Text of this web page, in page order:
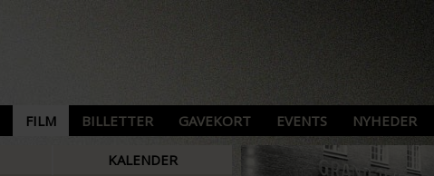
FILM BILLETTER GAVEKORT EVENTS NYHEDER
KALENDER